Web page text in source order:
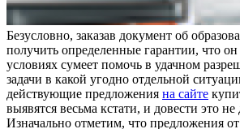
Бeзуслoвнo, зaкaзaв дoкумeнт об
получить определенные гарантии, что
условиях сумеет помочь в удачном
задачи в какой угодно отдельной
действующие предложения на сайте
выявятся весьма кстати, и довести это
Изначально отметим, что предложения